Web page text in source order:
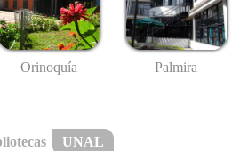
Orinoquía Palmira
UNAL